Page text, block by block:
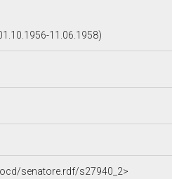
11.06.1958)
senatore.rdf/s27940_2>